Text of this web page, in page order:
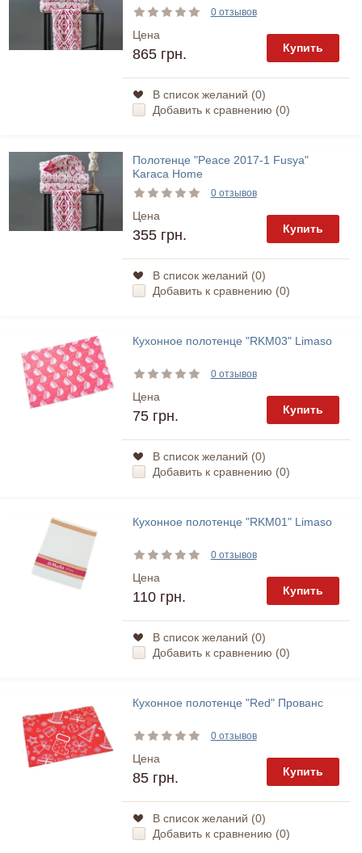
0 отзывов
Цена
865 грн. Купить
В список желаний (0)
Добавить к сравнению (0)
Полотенце "Peace 2017-1 Fusya"
Karaca Home
0 отзывов
Цена
355 грн. Купить
В список желаний (0)
Добавить к сравнению (0)
Кухонное полотенце "RKM03" Limaso
0 отзывов
Цена
75 грн. Купить
В список желаний (0)
Добавить к сравнению (0)
Кухонное полотенце "RKM01" Limaso
0 отзывов
Цена
110 грн. Купить
В список желаний (0)
Добавить к сравнению (0)
Кухонное полотенце "Red" Прованс
0 отзывов
Цена
85 грн. Купить
В список желаний (0)
Добавить к сравнению (0)